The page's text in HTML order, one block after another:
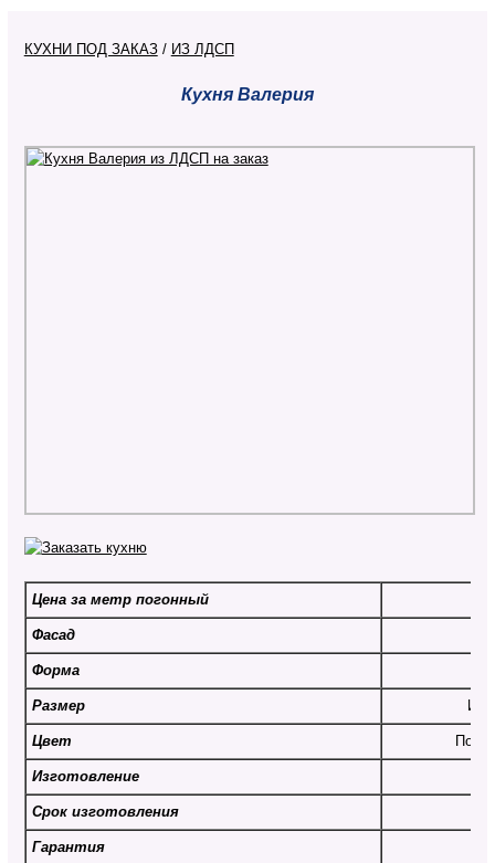
КУХНИ ПОД ЗАКАЗ/ ИЗ ЛДСП
Кухня Валерия
Цена за метр погонный
Фасад
Форма
Размер
Цвет По
Изготовление
Срок изготовления
Гарантия